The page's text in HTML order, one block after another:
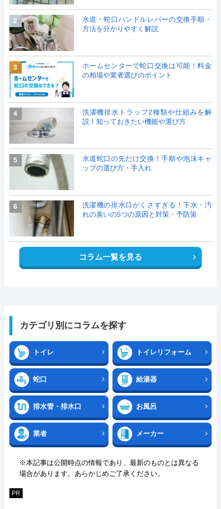
2
水道・蛇口ハンドルレバーの交換手順・
方法を分かりやすく解説
3
ホームセンターで蛇口交換は可能！料金
の相場や業者選びのポイント
4
洗濯機排水トラップ2種類や仕組みを解
説！知っておきたい機能や選び方
5
水道蛇口の先だけ交換！手順や泡沫キャ
ップの選び方・手入れ
6
洗濯機の排水口がくさすぎる！下水・汚
れの臭いの5つの原因と対策・予防策
コラム一覧を見る
カテゴリ別にコラムを探す
トイレ トイレリフォーム
蛇口 給湯器
排水管・排水口 お風呂
業者 メーカー
※本記事は公開時点の情報であり、最新のものとは異なる
場合があります。あらかじめご了承ください。
PR